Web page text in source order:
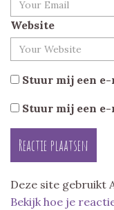
Website
Stuur mij een
Stuur mij een
Deze site gebruikt
Bekijk hoe je